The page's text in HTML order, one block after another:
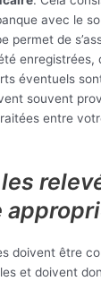
avec le
permet de
enregistrées,
éventuels
souvent
entre
doivent être
et doivent